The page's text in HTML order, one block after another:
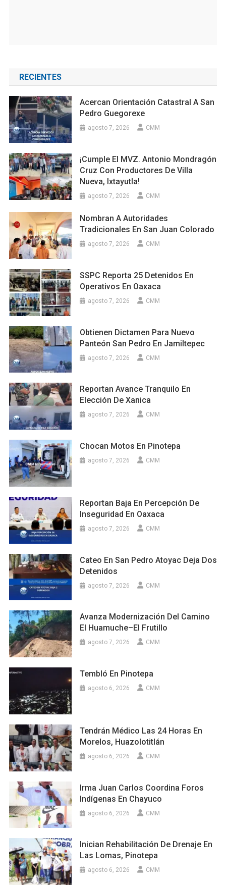
RECIENTES
Acercan Orientación Catastral A San
Pedro Guegorexe
agosto 7, 2026 CMM
¡Cumple El MVZ. Antonio Mondragón
Cruz Con Productores De Villa
Nueva, Ixtayutla!
agosto 7, 2026 CMM
Nombran A Autoridades
Tradicionales En San Juan Colorado
agosto 7, 2026 CMM
SSPC Reporta 25 Detenidos En
Operativos En Oaxaca
agosto 7, 2026 CMM
Obtienen Dictamen Para Nuevo
Panteón San Pedro En Jamiltepec
agosto 7, 2026 CMM
Reportan Avance Tranquilo En
Elección De Xanica
agosto 7, 2026 CMM
Chocan Motos En Pinotepa
agosto 7, 2026 CMM
Reportan Baja En Percepción De
Inseguridad En Oaxaca
agosto 7, 2026 CMM
Cateo En San Pedro Atoyac Deja Dos
Detenidos
agosto 7, 2026 CMM
Avanza Modernización Del Camino
El Huamuche–El Frutillo
agosto 7, 2026 CMM
Tembló En Pinotepa
agosto 6, 2026 CMM
Tendrán Médico Las 24 Horas En
Morelos, Huazolotitlán
agosto 6, 2026 CMM
Irma Juan Carlos Coordina Foros
Indígenas En Chayuco
agosto 6, 2026 CMM
Inician Rehabilitación De Drenaje En
Las Lomas, Pinotepa
agosto 6, 2026 CMM